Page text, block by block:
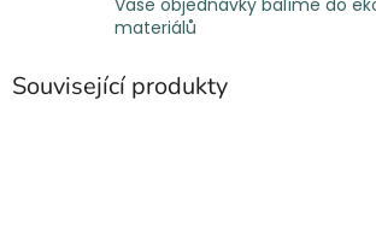
materiálů
Související produkty